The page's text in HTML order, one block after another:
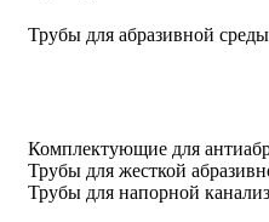
Трубы для абразивной среды
Комплектующие для
Трубы для жесткой
Трубы для напорной